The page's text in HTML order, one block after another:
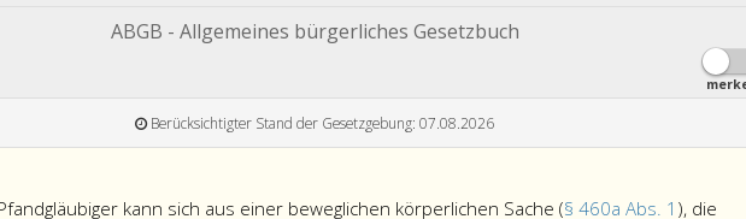
ABGB - Allgemeines bürgerliches Gesetzbuch
Berücksichtigter Stand der Gesetzgebung: 07.08.2026
kann sich aus einer beweglichen körperlichen Sache (§ 460a Abs. 1 ), die